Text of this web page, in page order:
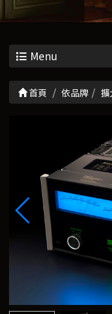
Menu
首頁 依品牌